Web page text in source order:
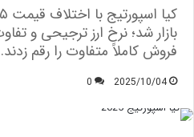
بازار شد؛ نرخ ارز ترجیحی و
فروش کاملاً متفاوت را رقم زدند.
2025/10/04
0